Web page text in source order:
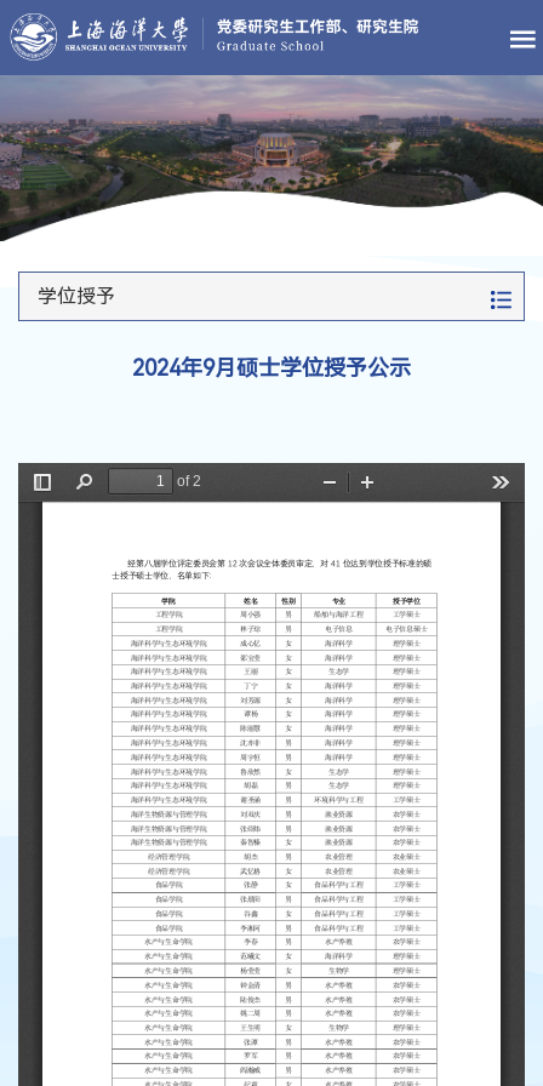
学位授予
2024年9月硕士学位授予公示